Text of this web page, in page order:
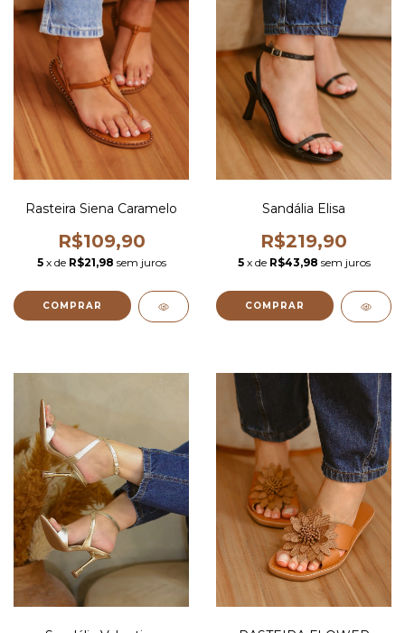
Rasteira Siena Caramelo
R$109,90
5 x de R$21,98 sem juros
COMPRAR
Sandália Elisa
R$219,90
5 x de R$43,98 sem juros
COMPRAR